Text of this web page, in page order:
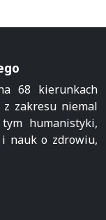
68 kierunkach
zakresu niemal
humanistyki,
i nauk o zdrowiu,